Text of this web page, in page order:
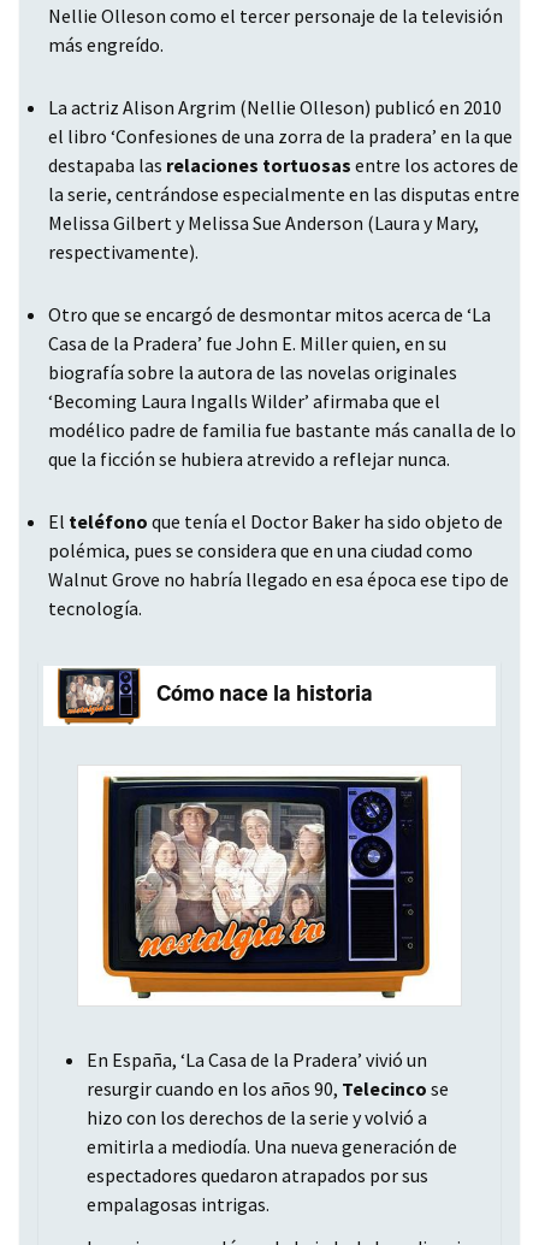
Nellie Olleson como el tercer personaje de la televisión
más engreído.
La actriz Alison Argrim (Nellie Olleson) publicó en 2010
el libro ‘Confesiones de una zorra de la pradera’ en la que
destapaba las relaciones tortuosas entre los actores de
la serie, centrándose especialmente en las disputas entre
Melissa Gilbert y Melissa Sue Anderson (Laura y Mary,
respectivamente).
Otro que se encargó de desmontar mitos acerca de ‘La
Casa de la Pradera’ fue John E. Miller quien, en su
biografía sobre la autora de las novelas originales
‘Becoming Laura Ingalls Wilder’ afirmaba que el
modélico padre de familia fue bastante más canalla de lo
que la ficción se hubiera atrevido a reflejar nunca.
El teléfono que tenía el Doctor Baker ha sido objeto de
polémica, pues se considera que en una ciudad como
Walnut Grove no habría llegado en esa época ese tipo de
tecnología.
Cómo nace la historia
En España, ‘La Casa de la Pradera’ vivió un
resurgir cuando en los años 90, Telecinco se
hizo con los derechos de la serie y volvió a
emitirla a mediodía. Una nueva generación de
espectadores quedaron atrapados por sus
empalagosas intrigas.